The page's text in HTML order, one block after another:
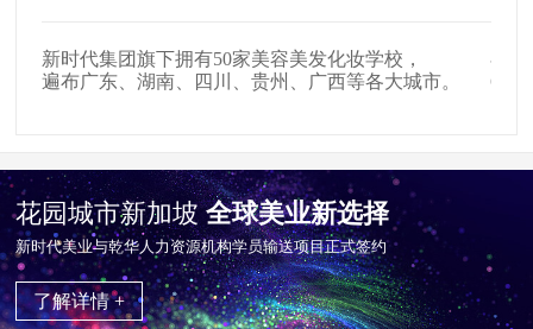
新时代集团旗下拥有50家美容美发化妆学校，
遍布广东、湖南、四川、贵州、广西等各大城市。
在全
654
花园城市新加坡全球美业新选择
新时代美业与乾华⼈⼒资源机构学员输送项目正式签约
了解详情 +